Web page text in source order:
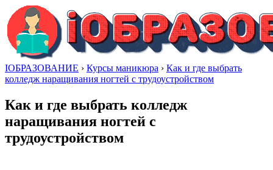
IОБРАЗОВАНИЕ › Курсы маникюра › Как и где выбрать
колледж наращивания ногтей с трудоустройством
Как и где выбрать колледж
наращивания ногтей с
трудоустройством